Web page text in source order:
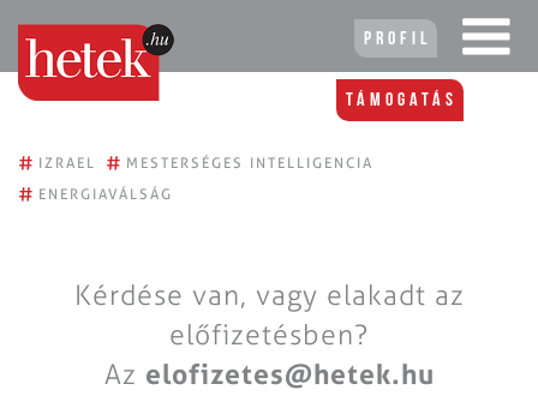
Profil
Támogatás
# IZRAEL # MESTERSÉGES INTELLIGENCIA
# ENERGIAVÁLSÁG
Kérdése van, vagy elakadt az
előfizetésben?
Az elofizetes@hetek.hu